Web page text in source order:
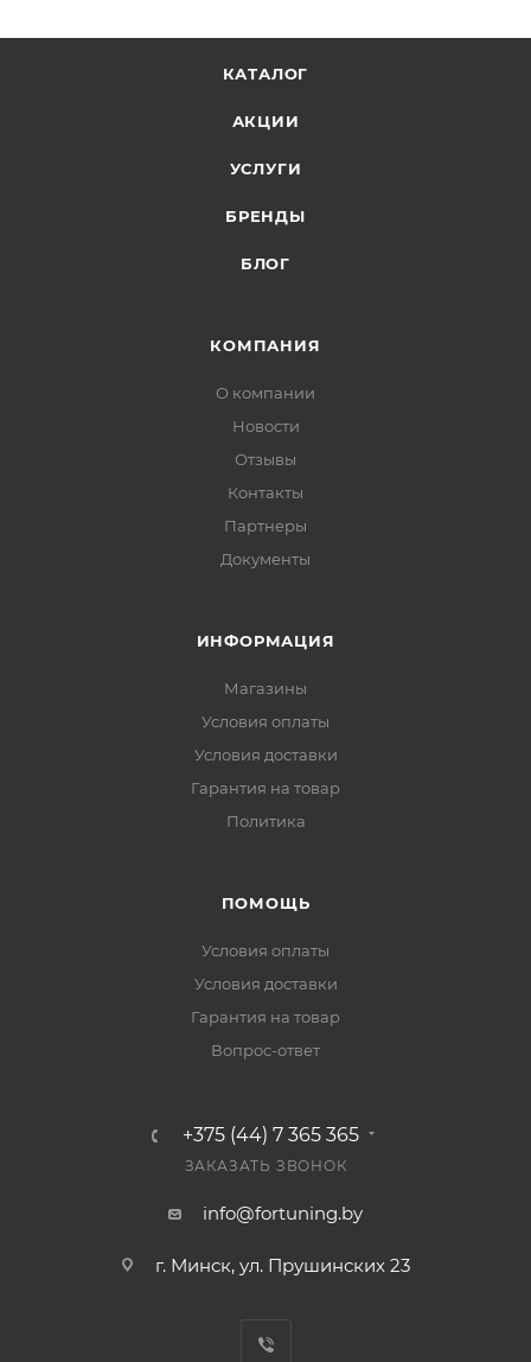
КАТАЛОГ
АКЦИИ
УСЛУГИ
БРЕНДЫ
БЛОГ
КОМПАНИЯ
О компании
Новости
Отзывы
Контакты
Партнеры
Документы
ИНФОРМАЦИЯ
Магазины
Условия оплаты
Условия доставки
Гарантия на товар
Политика
ПОМОЩЬ
Условия оплаты
Условия доставки
Гарантия на товар
Вопрос-ответ
+375 (44) 7 365 365
ЗАКАЗАТЬ ЗВОНОК
info@fortuning.by
г. Минск, ул. Прушинских 23